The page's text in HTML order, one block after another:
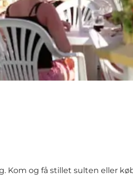
Kom og få stillet sulten eller